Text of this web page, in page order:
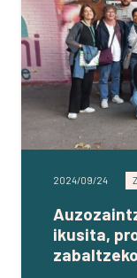
2024/09/24
ikusita,